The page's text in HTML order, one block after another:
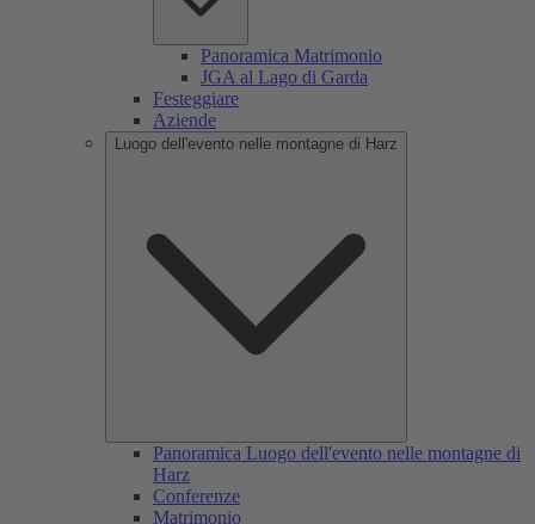
Panoramica Matrimonio
JGA al Lago di Garda
Festeggiare
Aziende
Luogo dell'evento nelle montagne di Harz
Panoramica Luogo dell'evento nelle montagne di
Harz
Conferenze
Matrimonio